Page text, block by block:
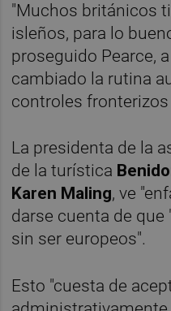
"Muchos británicos
isleños, para lo
proseguido Pearce,
cambiado la rutina
controles
La presidenta de la
de la turística
Karen Maling, ve
darse cuenta de que
sin ser europeos".
Esto "cuesta de